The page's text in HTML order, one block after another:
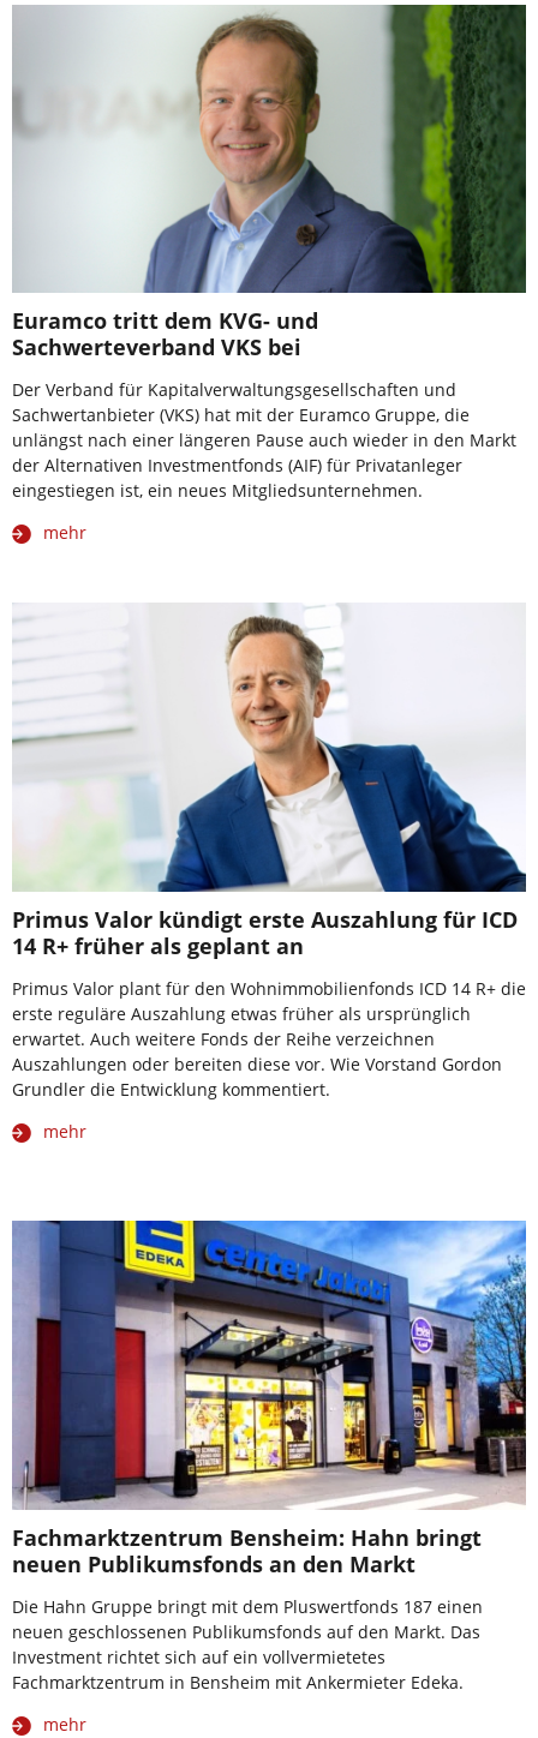
Euramco tritt dem KVG- und
Sachwerteverband VKS bei
Der Verband für Kapitalverwaltungsgesellschaften und
Sachwertanbieter (VKS) hat mit der Euramco Gruppe, die
unlängst nach einer längeren Pause auch wieder in den Markt
der Alternativen Investmentfonds (AIF) für Privatanleger
eingestiegen ist, ein neues Mitgliedsunternehmen.
mehr
Primus Valor kündigt erste Auszahlung für ICD
14 R+ früher als geplant an
Primus Valor plant für den Wohnimmobilienfonds ICD 14 R+ die
erste reguläre Auszahlung etwas früher als ursprünglich
erwartet. Auch weitere Fonds der Reihe verzeichnen
Auszahlungen oder bereiten diese vor. Wie Vorstand Gordon
Grundler die Entwicklung kommentiert.
mehr
Fachmarktzentrum Bensheim: Hahn bringt
neuen Publikumsfonds an den Markt
Die Hahn Gruppe bringt mit dem Pluswertfonds 187 einen
neuen geschlossenen Publikumsfonds auf den Markt. Das
Investment richtet sich auf ein vollvermietetes
Fachmarktzentrum in Bensheim mit Ankermieter Edeka.
mehr